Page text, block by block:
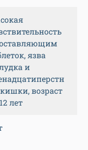
язва
и
возраст
лет